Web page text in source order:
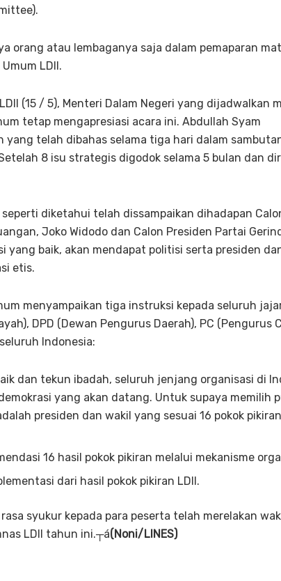
orang atau lembaganya saja dalam pemaparan
LDII.
(15 / 5), Menteri Dalam Negeri yang dijadwalkan
tetap mengapresiasi acara ini. Abdullah Syam
yang telah dibahas selama tiga hari dalam
8 isu strategis digodok selama 5 bulan dan
seperti diketahui telah dissampaikan dihadapan
Joko Widodo dan Calon Presiden Partai
yang baik, akan mendapat politisi serta presiden
etis.
menyampaikan tiga instruksi kepada seluruh
DPD (Dewan Pengurus Daerah), PC (Pengurus
Indonesia:
dan tekun ibadah, seluruh jenjang organisasi di
yang akan datang. Untuk supaya memilih
presiden dan wakil yang sesuai 16 pokok
16 hasil pokok pikiran melalui mekanisme
dari hasil pokok pikiran LDII.
syukur kepada para peserta telah merelakan
LDII tahun ini.┬á(Noni/LINES)